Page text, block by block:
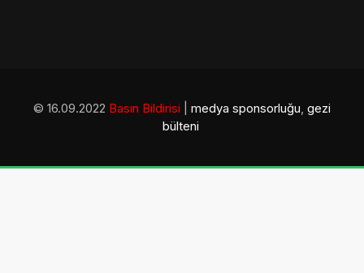
© 16.09.2022 Basın Bildirisi medya sponsorluğu gezi
bülteni